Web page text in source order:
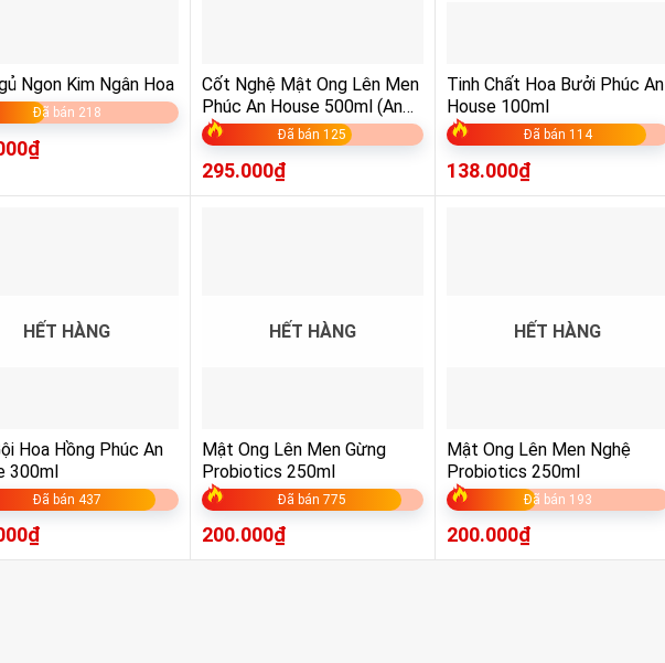
Ngon Kim Ngân Hoa
Đã bán 218
₫
Cốt Nghệ Mật Ong Lên Men
Phúc An House 500ml (An
Maitri)
Đã bán 125
295.000₫
Tinh Chất Hoa Bưởi Phúc An
House 100ml
Đã bán 114
138.000₫
HẾT HÀNG
Hoa Hồng Phúc An
300ml
Đã bán 437
₫
HẾT HÀNG
Mật Ong Lên Men Gừng
Probiotics 250ml
Đã bán 775
200.000₫
HẾT HÀNG
Mật Ong Lên Men Nghệ
Probiotics 250ml
Đã bán 193
200.000₫